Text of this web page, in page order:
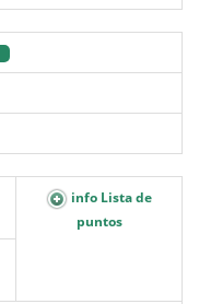
info Lista de
puntos